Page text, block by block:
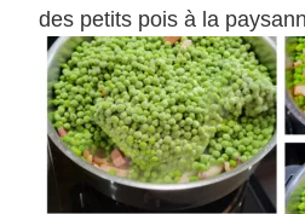
des petits pois à la